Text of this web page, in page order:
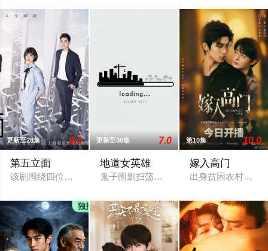
更新至28集 9.0
第五立面
该剧围绕四位建筑师展开，讲述了他们在中意合作项目中面对
更新至30集 7.0
地道女英雄
鬼子围剿扫荡狼牙山根据地，日军大队长
第10集 10.0
嫁入高门
出身贫困农村的路